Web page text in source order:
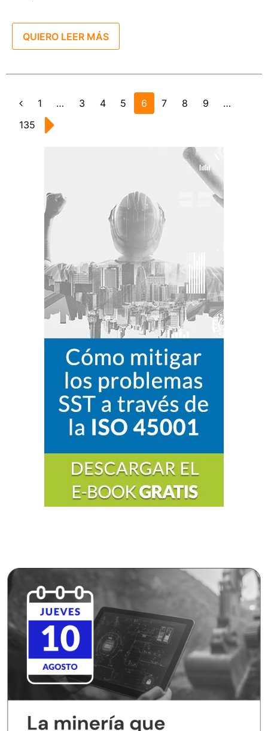
QUIERO LEER MÁS
AnteriorPage
1 … Page
3 Page
4 Page
5 Page
6 Page
7 Page
8 Page
9
…
Page
135 Siguiente